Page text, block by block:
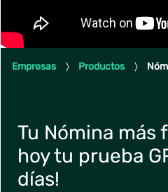
Empresas Productos
Tu Nómina más
hoy tu prueba
días!